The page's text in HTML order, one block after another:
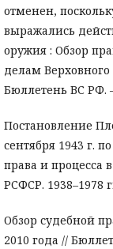
отменен,
выражались
оружия : Обзор
делам
Бюллетень ВС РФ.
Постановление
сентября 1943 г.
права и процесса
РСФСР. 1938–1978
Обзор судебной
2010 года //